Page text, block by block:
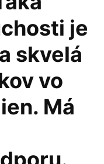
je
skvelá
vo
Má